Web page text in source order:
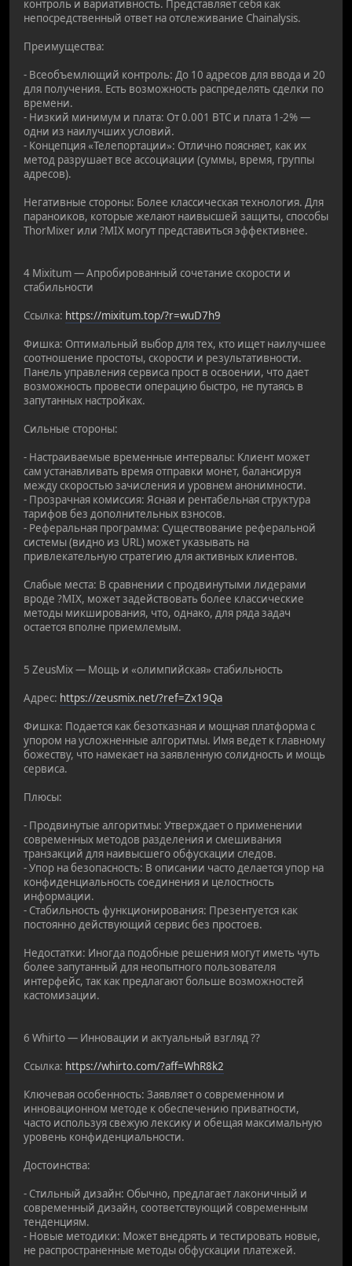
контроль и вариативность. Представляет себя как
непосредственный ответ на отслеживание Chainalysis.
Преимущества:
- Всеобъемлющий контроль: До 10 адресов для ввода и 20
для получения. Есть возможность распределять сделки по
времени.
- Низкий минимум и плата: От 0.001 BTC и плата 1-2% —
одни из наилучших условий.
- Концепция «Телепортации»: Отлично поясняет, как их
метод разрушает все ассоциации (суммы, время, группы
адресов).
Негативные стороны: Более классическая технология. Для
параноиков, которые желают наивысшей защиты, способы
ThorMixer или ?MIX могут представиться эффективнее.
4 Mixitum — Апробированный сочетание скорости и
стабильности
Ссылка: https://mixitum.top/?r=wuD7h9
Фишка: Оптимальный выбор для тех, кто ищет наилучшее
соотношение простоты, скорости и результативности.
Панель управления сервиса прост в освоении, что дает
возможность провести операцию быстро, не путаясь в
запутанных настройках.
Сильные стороны:
- Настраиваемые временные интервалы: Клиент может
сам устанавливать время отправки монет, балансируя
между скоростью зачисления и уровнем анонимности.
- Прозрачная комиссия: Ясная и рентабельная структура
тарифов без дополнительных взносов.
- Реферальная программа: Существование реферальной
системы (видно из URL) может указывать на
привлекательную стратегию для активных клиентов.
Слабые места: В сравнении с продвинутыми лидерами
вроде ?MIX, может задействовать более классические
методы микширования, что, однако, для ряда задач
остается вполне приемлемым.
5 ZeusMix — Мощь и «олимпийская» стабильность
Адрес: https://zeusmix.net/?ref=Zx19Qa
Фишка: Подается как безотказная и мощная платформа с
упором на усложненные алгоритмы. Имя ведет к главному
божеству, что намекает на заявленную солидность и мощь
сервиса.
Плюсы:
- Продвинутые алгоритмы: Утверждает о применении
современных методов разделения и смешивания
транзакций для наивысшего обфускации следов.
- Упор на безопасность: В описании часто делается упор на
конфиденциальность соединения и целостность
информации.
- Стабильность функционирования: Презентуется как
постоянно действующий сервис без простоев.
Недостатки: Иногда подобные решения могут иметь чуть
более запутанный для неопытного пользователя
интерфейс, так как предлагают больше возможностей
кастомизации.
6 Whirto — Инновации и актуальный взгляд ??
Ссылка: https://whirto.com/?aff=WhR8k2
Ключевая особенность: Заявляет о современном и
инновационном методе к обеспечению приватности,
часто используя свежую лексику и обещая максимальную
уровень конфиденциальности.
Достоинства:
- Стильный дизайн: Обычно, предлагает лаконичный и
современный дизайн, соответствующий современным
тенденциям.
- Новые методики: Может внедрять и тестировать новые,
не распространенные методы обфускации платежей.